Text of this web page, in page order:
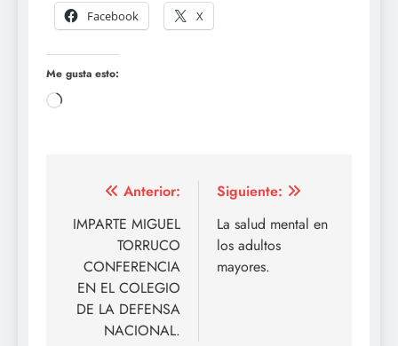
Facebook
X
Me gusta esto:
Cargando...
Navegación
de
entradas
Anterior:
IMPARTE MIGUEL
TORRUCO
CONFERENCIA
EN EL COLEGIO
DE LA DEFENSA
NACIONAL.
Siguiente:
La salud mental en
los adultos
mayores.